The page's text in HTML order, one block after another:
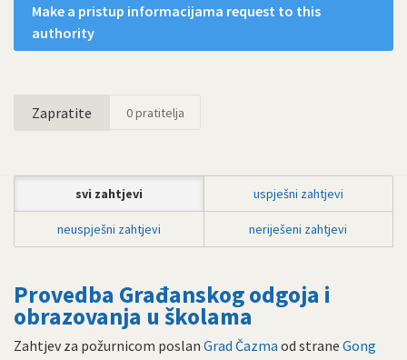
Make a pristup informacijama request to this
authority
Zapratite 0pratitelja
svi zahtjevi uspješni zahtjevi
neuspješni zahtjevi neriješeni zahtjevi
Provedba Građanskog odgoja i
obrazovanja u školama
Zahtjev za požurnicom poslan Grad Čazma od strane Gong